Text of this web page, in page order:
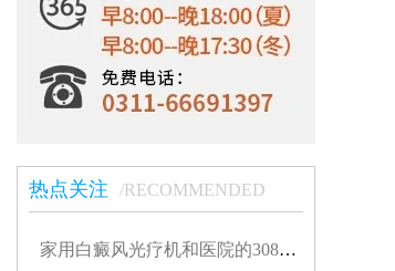
热点关注 /RECOMMENDED
家用白癜风光疗机和医院的308有什么不同...